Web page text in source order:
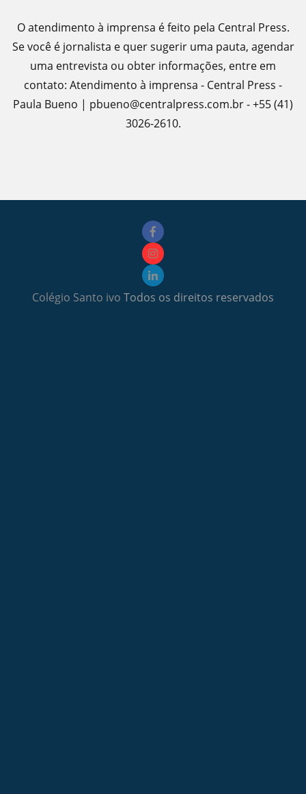
O atendimento à imprensa é feito pela Central Press.
Se você é jornalista e quer sugerir uma pauta, agendar
uma entrevista ou obter informações, entre em
contato: Atendimento à imprensa - Central Press -
Paula Bueno | pbueno@centralpress.com.br - +55 (41)
3026-2610.
Colégio Santo ivo Todos os direitos reservados